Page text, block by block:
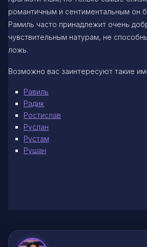
романтичным и сентиментальным он
Рамиль часто принадлежит очень
чувствительным натурам, не
ложь.
Возможно вас заинтересуют такие
Равиль
Радик
Ростислав
Руслан
Рустам
Рушан